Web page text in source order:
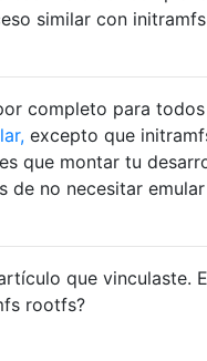
similar con
completo para
excepto que
que montar tu
de no necesitar
que vinculaste.
rootfs?